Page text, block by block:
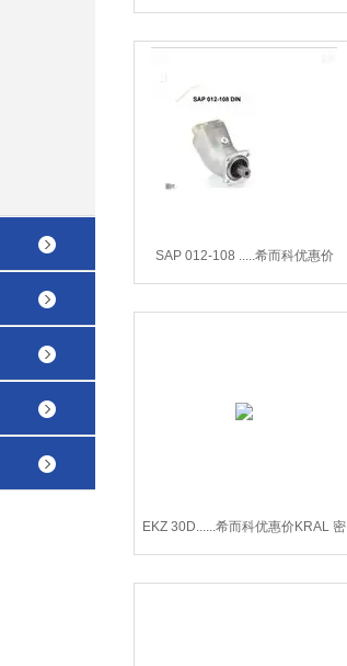
SAP 012-108 .....希而科优惠价
Sunfab SAP 012-108 DIN系列
EKZ 30D......希而科优惠价KRAL 密
封 EKZ 30D系列